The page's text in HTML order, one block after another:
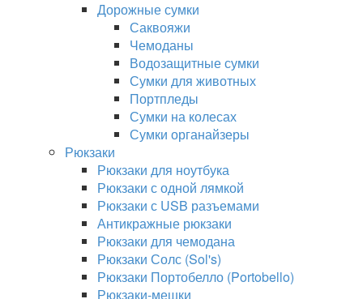
Дорожные сумки
Саквояжи
Чемоданы
Водозащитные сумки
Сумки для животных
Портпледы
Сумки на колесах
Сумки органайзеры
Рюкзаки
Рюкзаки для ноутбука
Рюкзаки с одной лямкой
Рюкзаки с USB разъемами
Антикражные рюкзаки
Рюкзаки для чемодана
Рюкзаки Солс (Sol's)
Рюкзаки Портобелло (Portobello)
Рюкзаки-мешки